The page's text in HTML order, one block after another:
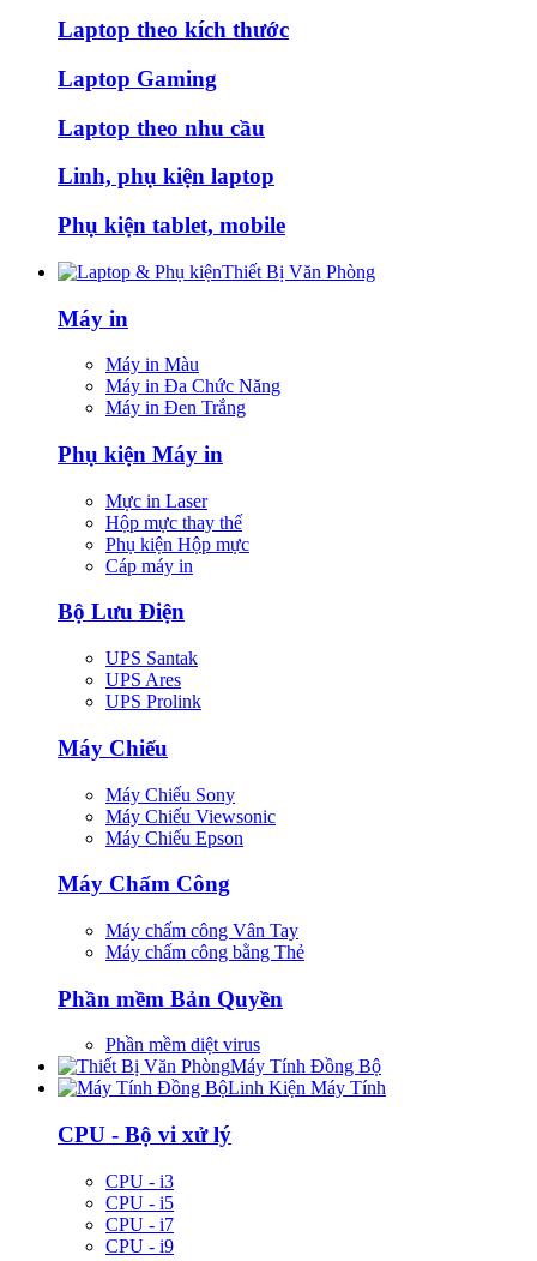
Laptop theo kích thước
Laptop Gaming
Laptop theo nhu cầu
Linh, phụ kiện laptop
Phụ kiện tablet, mobile
Thiết Bị Văn Phòng
Máy in
Máy in Màu
Máy in Đa Chức Năng
Máy in Đen Trắng
Phụ kiện Máy in
Mực in Laser
Hộp mực thay thế
Phụ kiện Hộp mực
Cáp máy in
Bộ Lưu Điện
UPS Santak
UPS Ares
UPS Prolink
Máy Chiếu
Máy Chiếu Sony
Máy Chiếu Viewsonic
Máy Chiếu Epson
Máy Chấm Công
Máy chấm công Vân Tay
Máy chấm công bằng Thẻ
Phần mềm Bản Quyền
Phần mềm diệt virus
Máy Tính Đồng Bộ
Linh Kiện Máy Tính
CPU - Bộ vi xử lý
CPU - i3
CPU - i5
CPU - i7
CPU - i9